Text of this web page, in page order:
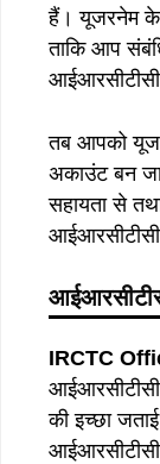
हैं। यूजरनेम के
ताकि आप
तब आपको
अकाउंट बन
सहायता से
आईआरसीटीसी
IRCTC
की इच्छा